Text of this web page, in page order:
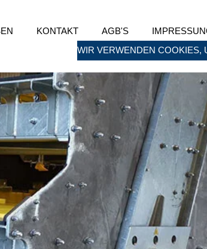
KONTAKT AGB'S
WIR VERWENDEN COOKIES,